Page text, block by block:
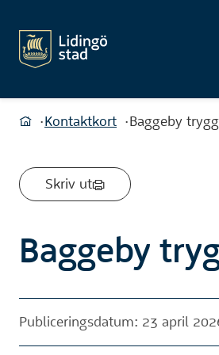
Du är här:
Hem
Kontaktkort Baggeby
Skriv ut
Baggeby
Publiceringsdatum: 23 april